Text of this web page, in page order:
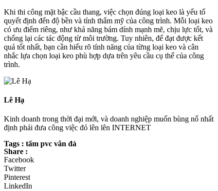
Khi thi công mặt bậc cầu thang, việc chọn đúng loại keo là yếu tố
quyết định đến độ bền và tính thẩm mỹ của công trình. Mỗi loại keo
có ưu điểm riêng, như khả năng bám dính mạnh mẽ, chịu lực tốt, và
chống lại các tác động từ môi trường. Tuy nhiên, để đạt được kết
quả tốt nhất, bạn cần hiểu rõ tính năng của từng loại keo và cân
nhắc lựa chọn loại keo phù hợp dựa trên yêu cầu cụ thể của công
trình.
Lê Hạ
Kinh doanh trong thời đại mới, và doanh nghiệp muốn bùng nổ nhất
định phải đưa công việc đó lên lên INTERNET
Tags : tấm pvc vân đá
Share :
Facebook
Twitter
Pinterest
LinkedIn